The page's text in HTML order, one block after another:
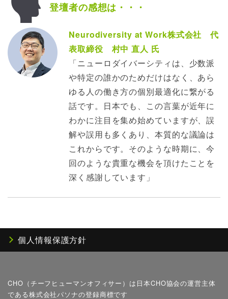
登壇者の感想は・・・
Neurodiversity at Work株式会社 代
表取締役 村中 直人 氏
「ニューロダイバーシティは、少数派
や特定の誰かのためだけはなく、あら
ゆる人の働き方の個別最適化に繋がる
話です。日本でも、この言葉が近年に
わかに注目を集め始めていますが、誤
解や誤用も多くあり、本質的な議論は
これからです。そのような時期に、今
回のような貴重な機会を頂けたことを
深く感謝しています」
個人情報保護方針
CHO（チーフヒューマンオフィサー）は日本CHO協会の運営主体
である株式会社パソナの登録商標です